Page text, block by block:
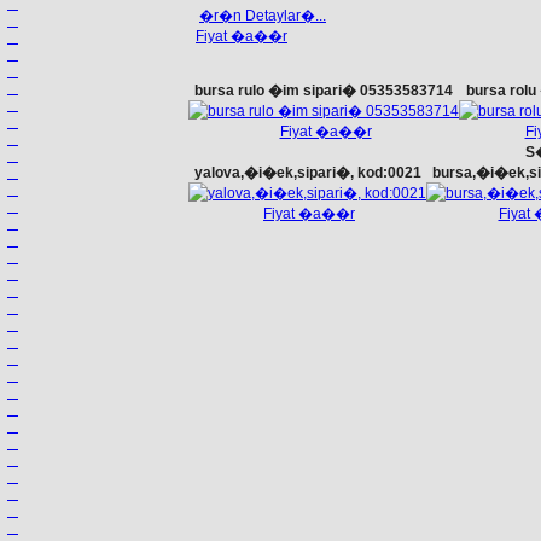
�r�n Detaylar�...
Fiyat �a��r
bursa rulo �im sipari� 05353583714
Fiyat �a��r
bursa
yalova,�i�ek,sipari�, kod:0021
Fiyat �a��r